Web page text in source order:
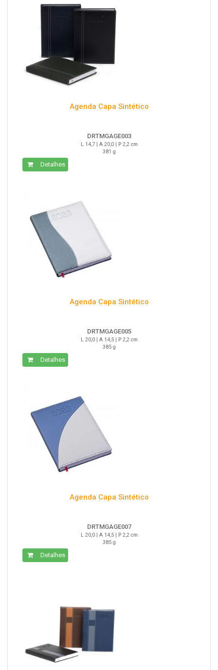
Agenda Capa Sintético
DRTMGAGE003
L 14,7 | A 20,0 | P 2,2 cm
381 g
Detalhes
Agenda Capa Sintético
DRTMGAGE005
L 20,0 | A 14,5 | P 2,2 cm
385 g
Detalhes
Agenda Capa Sintético
DRTMGAGE007
L 20,0 | A 14,5 | P 2,2 cm
385 g
Detalhes